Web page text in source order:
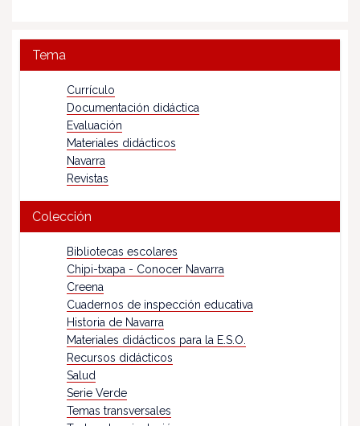
Tema
Currículo
Documentación didáctica
Evaluación
Materiales didácticos
Navarra
Revistas
Colección
Bibliotecas escolares
Chipi-txapa - Conocer Navarra
Creena
Cuadernos de inspección educativa
Historia de Navarra
Materiales didácticos para la E.S.O.
Recursos didácticos
Salud
Serie Verde
Temas transversales